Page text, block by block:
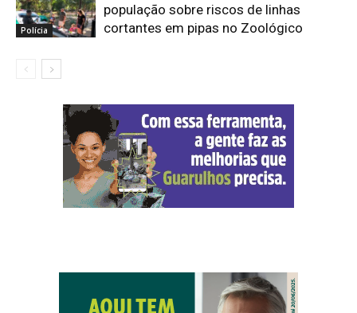
Polícia
população sobre riscos de linhas
cortantes em pipas no Zoológico